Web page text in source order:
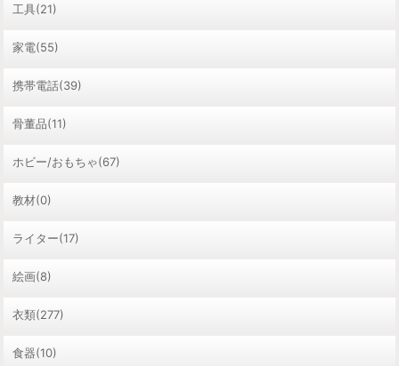
工具(21)
家電(55)
携帯電話(39)
骨董品(11)
ホビー/おもちゃ(67)
教材(0)
ライター(17)
絵画(8)
衣類(277)
食器(10)